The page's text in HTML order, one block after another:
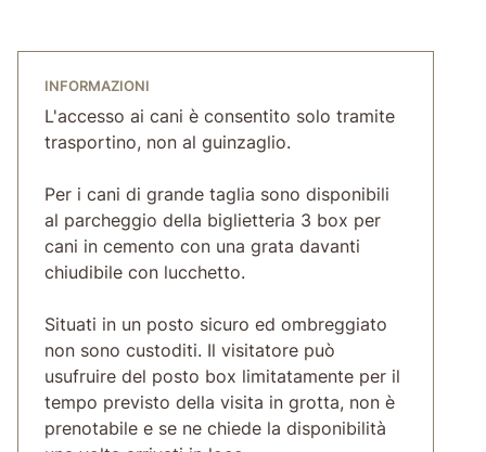
INFORMAZIONI
L'accesso ai cani è consentito solo tramite
trasportino, non al guinzaglio.
Per i cani di grande taglia sono disponibili
al parcheggio della biglietteria 3 box per
cani in cemento con una grata davanti
chiudibile con lucchetto.
Situati in un posto sicuro ed ombreggiato
non sono custoditi. Il visitatore può
usufruire del posto box limitatamente per il
tempo previsto della visita in grotta, non è
prenotabile e se ne chiede la disponibilità